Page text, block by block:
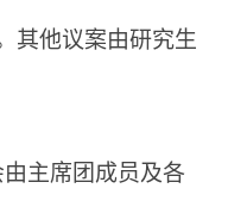
其他议案由研究生
主席团成员及各